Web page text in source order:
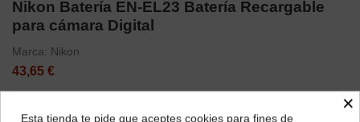
Nikon Batería EN-EL23 Batería Recargable
para cámara Digital
Marca: Nikon
43,65 €
×
Esta tienda te pide que aceptes cookies para fines de